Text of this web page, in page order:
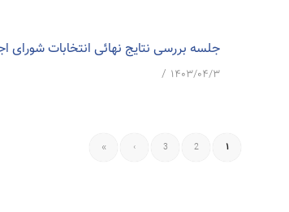
جلسه بررسی نتایج نهائی انتخابات شورای
۱۴۰۳/۰۴/۳ /
1
2
3
›
»